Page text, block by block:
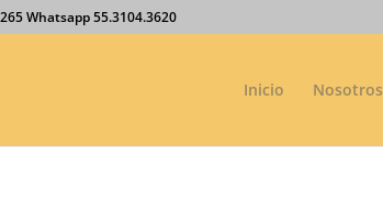
Whatsapp 55.3104.3620
Inicio Nosotros